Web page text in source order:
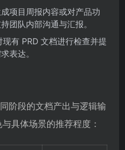
项目周报内容或对产品功
团队内部沟通与汇报。
有 PRD 文档进行检查并提
表达。
阶段的文档产出与逻辑输
具体场景的推荐程度：